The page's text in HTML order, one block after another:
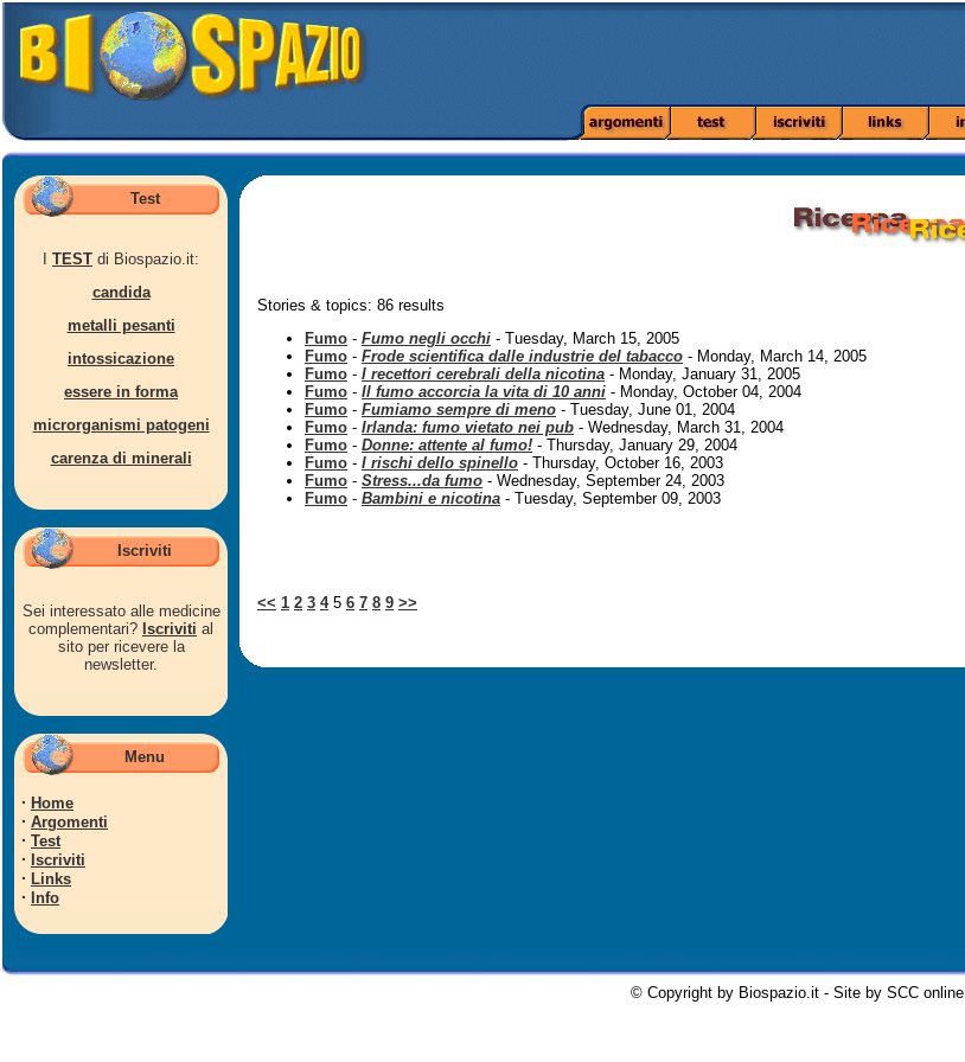
Test
TEST di Biospazio.it:
candida
metalli pesanti
intossicazione
essere in forma
microrganismi patogeni
carenza di minerali
Iscriviti
Sei interessato alle medicine
complementari? Iscriviti al
sito per ricevere la
newsletter.
Menu
· Home
· Argomenti
· Test
· Iscriviti
· Links
· Info
Stories & topics: 86 results
Fumo - Fumo negli occhi - Tuesday, March 15, 2005
Fumo - Frode scientifica dalle industrie del tabacco - Monday, March 14, 2005
Fumo - I recettori cerebrali della nicotina - Monday, January 31, 2005
Fumo - Il fumo accorcia la vita di 10 anni - Monday, October 04, 2004
Fumo - Fumiamo sempre di meno - Tuesday, June 01, 2004
Fumo - Irlanda: fumo vietato nei pub - Wednesday, March 31, 2004
Fumo - Donne: attente al fumo! - Thursday, January 29, 2004
Fumo - I rischi dello spinello - Thursday, October 16, 2003
Fumo - Stress...da fumo - Wednesday, September 24, 2003
Fumo - Bambini e nicotina - Tuesday, September 09, 2003
<< 1 2 3 45 6 7 8 9 >>
© Copyright by Biospazio.it - Site by SCC online